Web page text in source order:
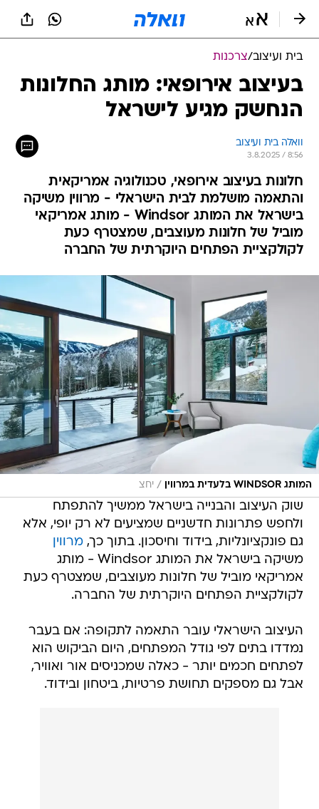
בית ועיצוב/צרכנות
בעיצוב אירופאי: מותג החלונות
הנחשק מגיע לישראל
וואלה בית ועיצוב
3.8.2025 / 8:56
חלונות בעיצוב אירופאי, טכנולוגיה אמריקאית
והתאמה מושלמת לבית הישראלי - מרווין משיקה
בישראל את המותג Windsor - מותג אמריקאי
מוביל של חלונות מעוצבים, שמצטרף כעת
לקולקציית הפתחים היוקרתית של החברה
המותג WINDSOR בלעדית במרווין / יחצ
שוק העיצוב והבנייה בישראל ממשיך להתפתח
ולחפש פתרונות חדשניים שמציעים לא רק יופי, אלא
גם פונקציונליות, בידוד וחיסכון. בתוך כך,מרווין
משיקה בישראל את המותג Windsor - מותג
אמריקאי מוביל של חלונות מעוצבים, שמצטרף כעת
לקולקציית הפתחים היוקרתית של החברה.
העיצוב הישראלי עובר התאמה לתקופה: אם בעבר
נמדדו בתים לפי גודל המפתחים, היום הביקוש הוא
לפתחים חכמים יותר - כאלה שמכניסים אור ואוויר,
אבל גם מספקים תחושת פרטיות, ביטחון ובידוד.